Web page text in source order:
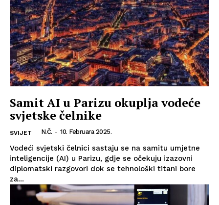
Samit AI u Parizu okuplja vodeće
svjetske čelnike
SVIJET N.Č. - 10. Februara 2025.
Vodeći svjetski čelnici sastaju se na samitu umjetne
inteligencije (AI) u Parizu, gdje se očekuju izazovni
diplomatski razgovori dok se tehnološki titani bore
za...